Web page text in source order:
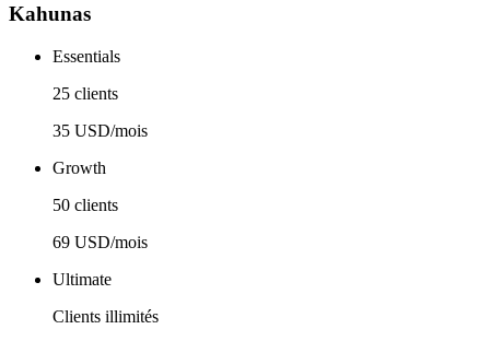
Kahunas
Essentials
25 clients
35 USD/mois
Growth
50 clients
69 USD/mois
Ultimate
Clients illimités